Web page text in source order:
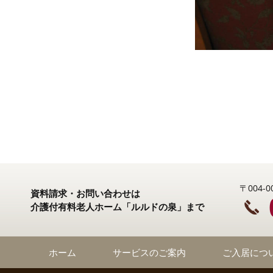
資料請求・お問い合わせは
介護付有料老人ホーム「ルルドの泉」まで
〒004-
ホーム サービスのご案内 ご入居につ